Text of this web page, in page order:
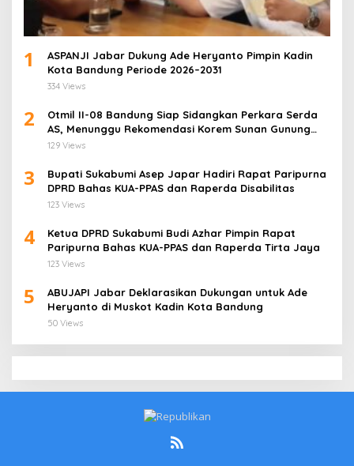
1
ASPANJI Jabar Dukung Ade Heryanto Pimpin Kadin
Kota Bandung Periode 2026–2031
334 Views
2
Otmil II-08 Bandung Siap Sidangkan Perkara Serda
AS, Menunggu Rekomendasi Korem Sunan Gunung
Jati Cirebon
129 Views
3
Bupati Sukabumi Asep Japar Hadiri Rapat Paripurna
DPRD Bahas KUA-PPAS dan Raperda Disabilitas
123 Views
4
Ketua DPRD Sukabumi Budi Azhar Pimpin Rapat
Paripurna Bahas KUA-PPAS dan Raperda Tirta Jaya
123 Views
5
ABUJAPI Jabar Deklarasikan Dukungan untuk Ade
Heryanto di Muskot Kadin Kota Bandung
50 Views